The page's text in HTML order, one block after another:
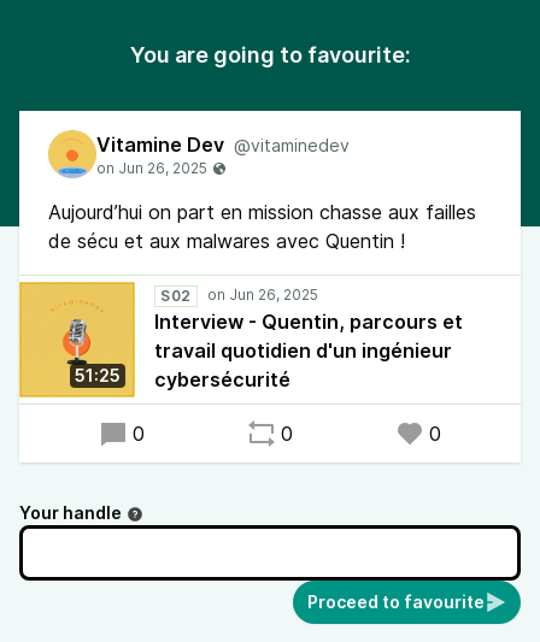
You are going to favourite:
Vitamine Dev @vitaminedev
Aujourd’hui on part en mission chasse aux failles
de sécu et aux malwares avec Quentin !
51:25
S02
Interview - Quentin, parcours et
travail quotidien d'un ingénieur
cybersécurité
0 0 0
Your handle
Proceed to favourite